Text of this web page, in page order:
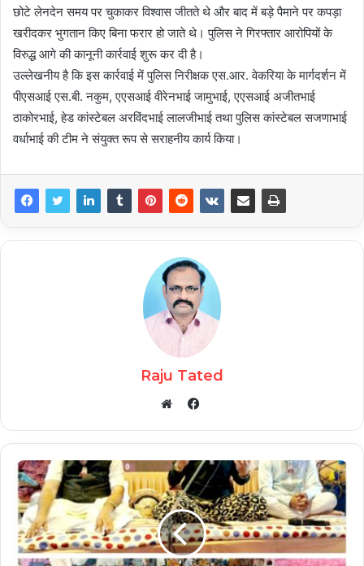
छोटे लेनदेन समय पर चुकाकर विश्वास जीतते थे और बाद में बड़े पैमाने पर कपड़ा
खरीदकर भुगतान किए बिना फरार हो जाते थे। पुलिस ने गिरफ्तार आरोपियों के
विरुद्ध आगे की कानूनी कार्रवाई शुरू कर दी है।
उल्लेखनीय है कि इस कार्रवाई में पुलिस निरीक्षक एस.आर. वेकरिया के मार्गदर्शन में
पीएसआई एस.बी. नकुम, एएसआई वीरेनभाई जामुभाई, एएसआई अजीतभाई
ठाकोरभाई, हेड कांस्टेबल अरविंदभाई लालजीभाई तथा पुलिस कांस्टेबल सजणाभाई
वर्धाभाई की टीम ने संयुक्त रूप से सराहनीय कार्य किया।
Raju Tated
Facebook